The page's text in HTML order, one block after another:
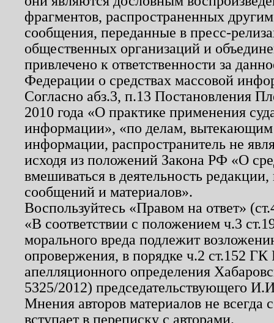
фрагментов, распространенных
сообщения, переданные в пресс-
общественных организаций и
привлечено к ответственности за
Федерации о средствах массовой
Согласно абз.3, п.13 Постановления
2010 года «О практике применения
информации», «по делам, вытекающим
информации, распространитель не
исходя из положений Закона РФ «О
вмешиваться в деятельность
сообщений и материалов».
Воспользуйтесь «Правом на ответ»
«В соответствии с положением ч.3
морального вреда подлежит
опровержения, в порядке ч.2 ст.152
апелляционного определения
5325/2012) председательствующего
Мнения авторов материалов не
вступает в переписку с авторами.